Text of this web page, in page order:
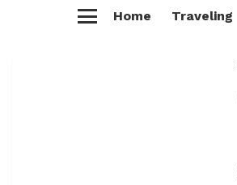
Home Traveling